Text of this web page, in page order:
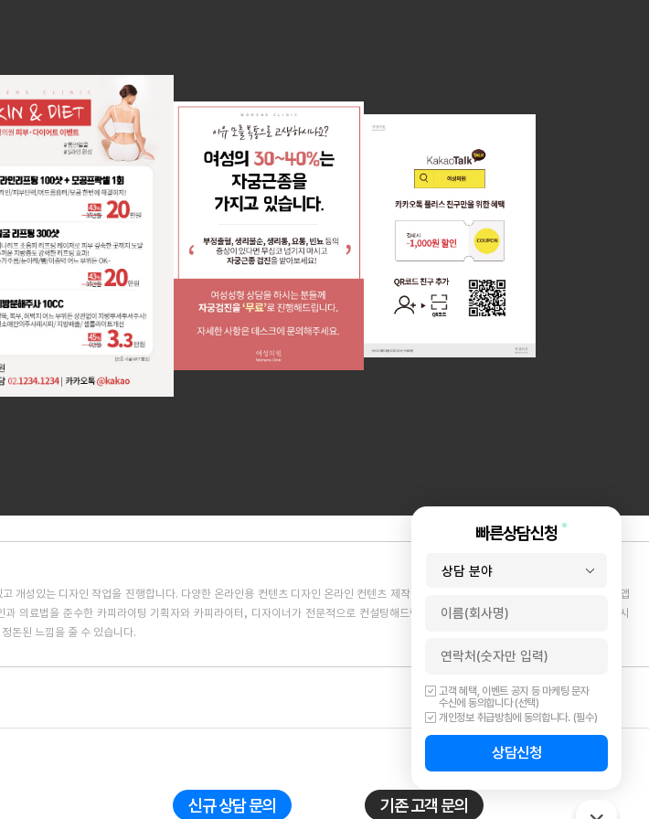
개성있는 디자인 작업을 진행합니다. 다양한 온라인용 컨텐츠 디자인 온라인 컨텐츠 제작 브레인메디에서는 바이럴 이미지 컨텐츠, 성형앱
의료법을 준수한 카피라이팅 기획자와 카피라이터, 디자이너가 전문적으로 컨설팅해드립니다. 병원 내 게시물이 필요하다면? 원내 게시
돈된 느낌을 줄 수 있습니다.
빠른상담신청
고객 혜택, 이벤트 공지 등 마케팅 문자
수신에 동의합니다 (선택)
개인정보 취급방침에 동의합니다. (필수)
상담신청
신규 상담 문의 기존 고객 문의